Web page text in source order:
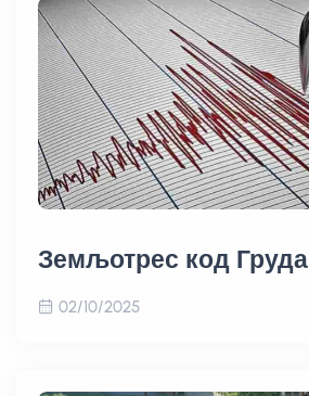
Земљотрес код Груда
02/10/2025